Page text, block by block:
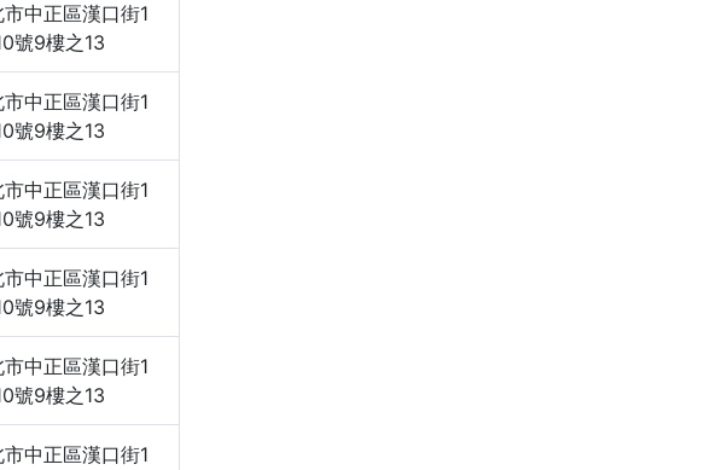
中正區漢口街1
號9樓之13
中正區漢口街1
號9樓之13
中正區漢口街1
號9樓之13
中正區漢口街1
號9樓之13
中正區漢口街1
號9樓之13
中正區漢口街1